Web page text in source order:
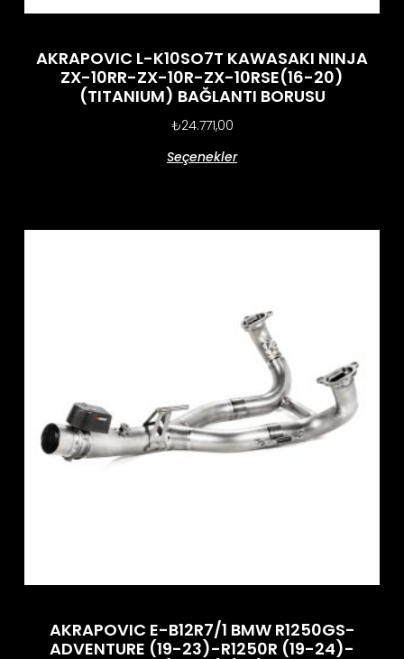
AKRAPOVIC L-K10SO7T KAWASAKI NINJA
ZX-10RR-ZX-10R-ZX-10RSE(16-20)
(TITANIUM) BAĞLANTI BORUSU
₺24.771,00
Seçenekler
AKRAPOVIC E-B12R7/1 BMW R1250GS-
ADVENTURE (19-23)-R1250R (19-24)-